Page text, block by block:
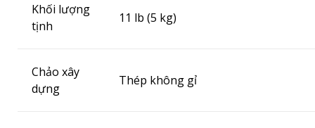
Khối lượng
tịnh
11 lb (5 kg)
Chảo xây
dựng
Thép không gỉ